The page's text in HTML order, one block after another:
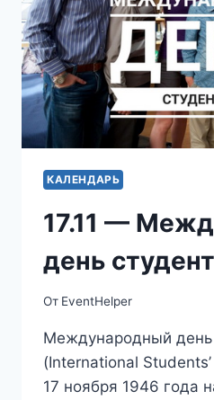
КАЛЕНДАРЬ
17.11 —
день
От EventHelper
Международный день
(International
17 ноября 1946 года